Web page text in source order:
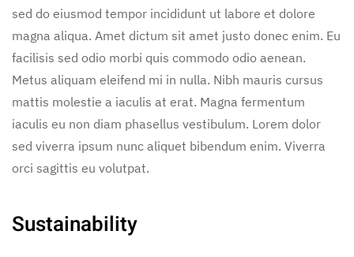
sed do eiusmod tempor incididunt ut labore et dolore
magna aliqua. Amet dictum sit amet justo donec enim. Eu
facilisis sed odio morbi quis commodo odio aenean.
Metus aliquam eleifend mi in nulla. Nibh mauris cursus
mattis molestie a iaculis at erat. Magna fermentum
iaculis eu non diam phasellus vestibulum. Lorem dolor
sed viverra ipsum nunc aliquet bibendum enim. Viverra
orci sagittis eu volutpat.
Sustainability